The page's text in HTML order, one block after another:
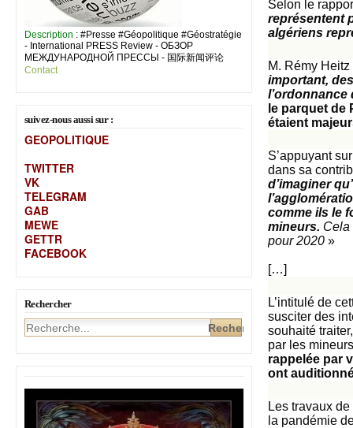
Description : #Presse #Géopolitique #Géostratégie
- International PRESS Review - ОБЗОР
МЕЖДУНАРОДНОЙ ПРЕССЫ - 国际新闻评论
Contact
suivez-nous aussi sur :
GEOPOLITIQUE
TWITTER
VK
TELEGRAM
GAB
MEWE
GETTR
FACEBOOK
Rechercher
Selon le
représentent
algériens
M. Rémy
important,
l’ordonnance
le parquet de
étaient
S’appuyant
dans sa
d’imaginer qu’
comme ils le
mineurs. Cela
pour 2020 »
[…]
L’intitulé de
susciter des
souhaité
par les
rappelée par
ont
Les travaux
la pandémie